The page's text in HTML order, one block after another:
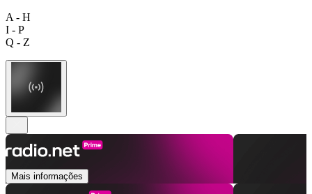
A - H
I - P
Q - Z
Mais informações